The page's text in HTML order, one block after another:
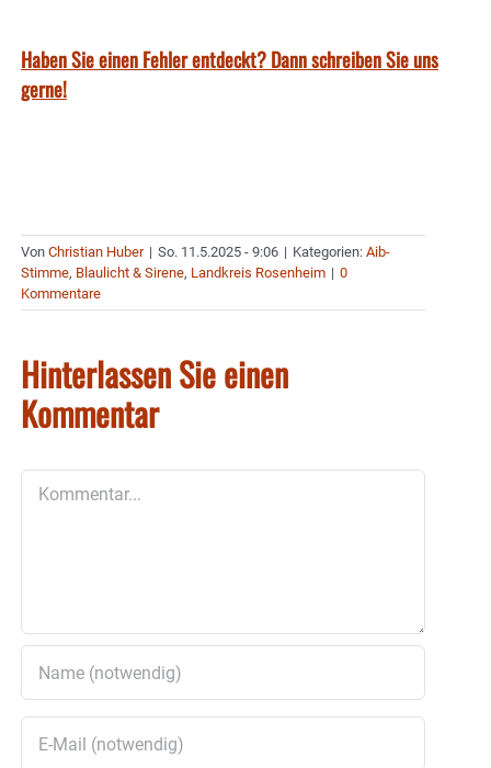
Haben Sie einen Fehler entdeckt? Dann schreiben Sie uns
gerne!
Von Christian Huber | So. 11.5.2025 - 9:06 | Kategorien: Aib-
Stimme, Blaulicht & Sirene, Landkreis Rosenheim | 0
Kommentare
Hinterlassen Sie einen
Kommentar